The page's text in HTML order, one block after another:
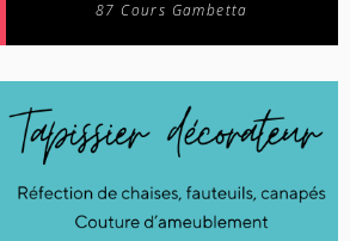
87 Cours Gambetta